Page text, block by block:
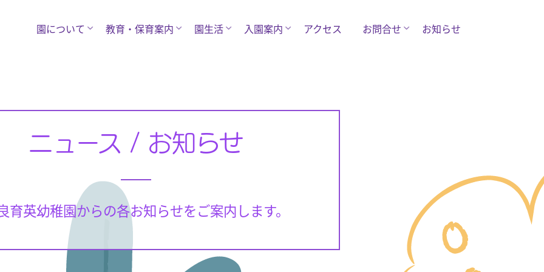
園について 教育・保育案内 園生活 入園案内 アクセス お問合せ お知らせ
ニュース / お知らせ
育英幼稚園からの各お知らせをご案内します。